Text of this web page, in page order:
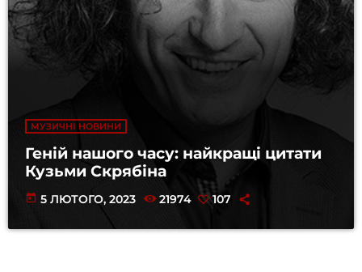
МУЗИЧНІ НОВИНИ
Геній нашого часу: найкращі цитати
Кузьми Скрябіна
today 5 ЛЮТОГО, 2023 21974 107